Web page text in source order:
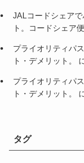
JALコードシェア
ト。コードシェア
プライオリティパ
ト・デメリット。
プライオリティパ
ト・デメリット。
タグ